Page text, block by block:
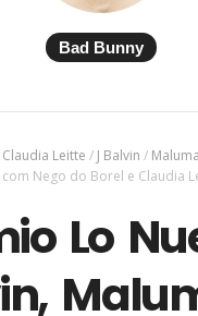
Bad Bunny
Claudia Leitte / J Balvin / Maluma
com Nego do Borel e Claudia
Lo